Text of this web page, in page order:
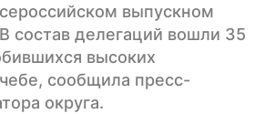
выпускном
состав делегаций вошли 35
высоких
сообщила пресс-
округа.